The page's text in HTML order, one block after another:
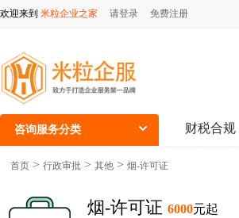
欢迎来到 米粒企业之家 请登录 免费注册
咨询服务分类 财税合规
首页 > 行政审批 > 其他 > 烟-许可证
烟-许可证 6000元起